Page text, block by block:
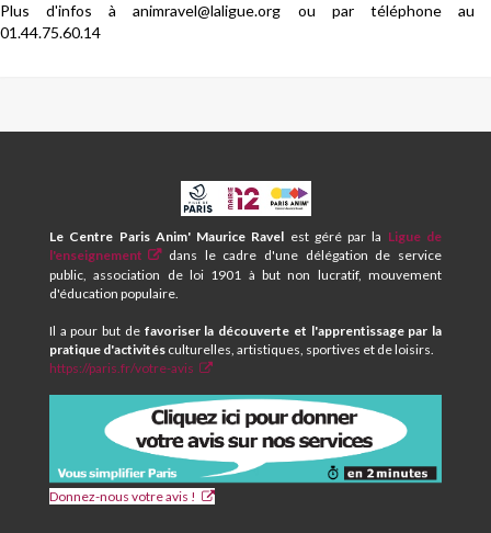
Plus d'infos à animravel@laligue.org ou par téléphone au
01.44.75.60.14
CPA
ET
CENTRE
SOCIAL
MAURICE
Le Centre Paris Anim' Maurice Ravel est géré par la Ligue de
l'enseignement
dans le cadre d'une délégation de service
public, association de loi 1901 à but non lucratif, mouvement
d'éducation populaire.
Il a pour but de favoriser la découverte et l'apprentissage par la
pratique d'activités culturelles, artistiques, sportives et de loisirs.
https://paris.fr/votre-avis
Donnez-nous votre avis !